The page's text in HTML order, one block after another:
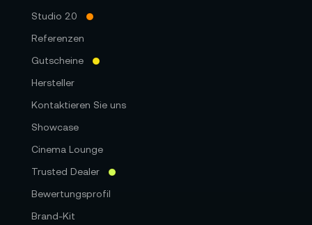
Studio 2.0
Referenzen
Gutscheine
Hersteller
Kontaktieren Sie uns
Showcase
Cinema Lounge
Trusted Dealer
Bewertungsprofil
Brand-Kit